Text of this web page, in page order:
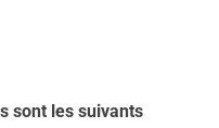
sont les suivants